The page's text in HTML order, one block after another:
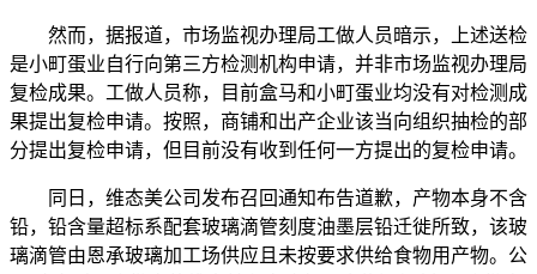
然而，据报道，市场监视办理局工做人员暗示，上述送检
是小町蛋业自行向第三方检测机构申请，并非市场监视办理局
复检成果。工做人员称，目前盒马和小町蛋业均没有对检测成
果提出复检申请。按照，商铺和出产企业该当向组织抽检的部
分提出复检申请，但目前没有收到任何一方提出的复检申请。
同日，维态美公司发布召回通知布告道歉，产物本身不含
铅，铅含量超标系配套玻璃滴管刻度油墨层铅迁徙所致，该玻
璃滴管由恩承玻璃加工场供应且未按要求供给食物用产物。公